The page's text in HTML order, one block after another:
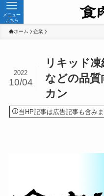
メニュー
こちら
ホーム 企業
リキッド
などの品
カン
2022
10/04
当HP記事は広告記事も含み